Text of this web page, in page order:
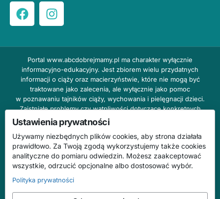
Portal www.abcdobrejmamy.pl ma charakter wyłącznie
informacyjno-edukacyjny. Jest zbiorem wielu przydatnych
informacji o ciąży oraz macierzyństwie, które nie mogą być
traktowane jako zalecenia, ale wyłącznie jako pomoc
w poznawaniu tajników ciąży, wychowania i pielęgnacji dzieci.
Zaistniałe problemy czy wątpliwości dotyczące konkretnych
przypadków należy bezzwłocznie konsultować z prowadzącym
lekarzem ginekologiem lub innym stosownym specjalistą w danej
dziedzinie. DOBRY DOM nie odpowiada za treść reklam,
nie ponosi również żadnych konsekwencji prawnych ani
odpowiedzialności za następstwa mogące wyniknąć na skutek
zastosowania podanych informacji bez wcześniejszej konsultacji
Na stronie abcdobrejmamy.pl mogą występować wpisy
Ustawienia prywatności
Używamy niezbędnych plików cookies, aby strona działała
prawidłowo. Za Twoją zgodą wykorzystujemy także cookies
analityczne do pomiaru odwiedzin. Możesz zaakceptować
wszystkie, odrzucić opcjonalne albo dostosować wybór.
Polityka prywatności